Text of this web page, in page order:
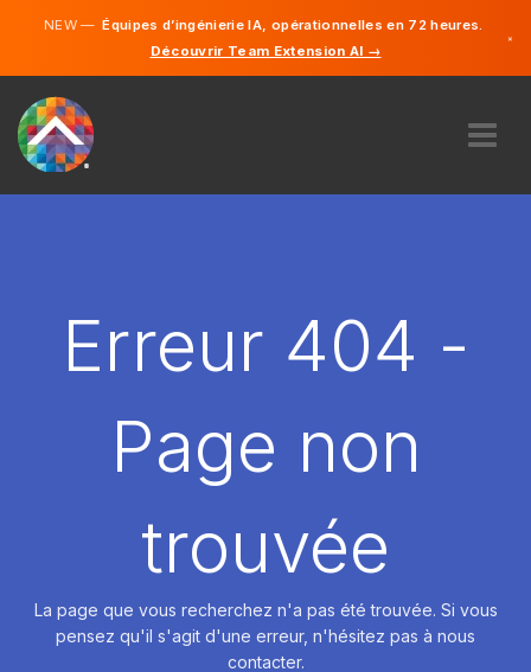
NEW —Équipes d’ingénierie IA, opérationnelles en 72 heures.
Découvrir Team Extension AI →
×
DÉMARRER
Erreur 404 -
Page non
trouvée
La page que vous recherchez n'a pas été trouvée. Si vous
pensez qu'il s'agit d'une erreur, n'hésitez pas à nous
contacter.